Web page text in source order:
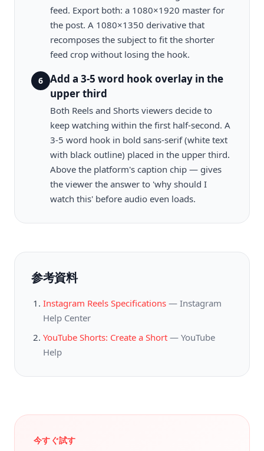
feed. Export both: a 1080×1920 master for
the post. A 1080×1350 derivative that
recomposes the subject to fit the shorter
feed crop without losing the hook.
6
Add a 3-5 word hook overlay in the
upper third
Both Reels and Shorts viewers decide to
keep watching within the first half-second. A
3-5 word hook in bold sans-serif (white text
with black outline) placed in the upper third.
Above the platform's caption chip — gives
the viewer the answer to 'why should I
watch this' before audio even loads.
参考資料
Instagram Reels Specifications — Instagram
Help Center
YouTube Shorts: Create a Short — YouTube
Help
今すぐ試す